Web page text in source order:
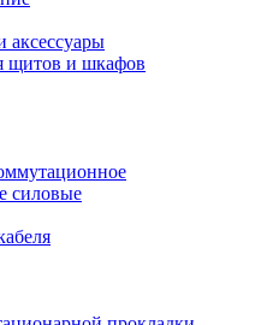
щитов и шкафов
силовые